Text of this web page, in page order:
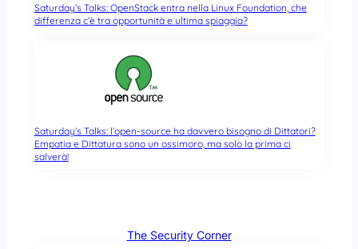
Saturday’s Talks: OpenStack entra nella Linux Foundation, che
differenza c’è tra opportunità e ultima spiaggia?
Saturday’s Talks: l’open-source ha davvero bisogno di Dittatori?
Empatia e Dittatura sono un ossimoro, ma solo la prima ci
salverà!
The Security Corner